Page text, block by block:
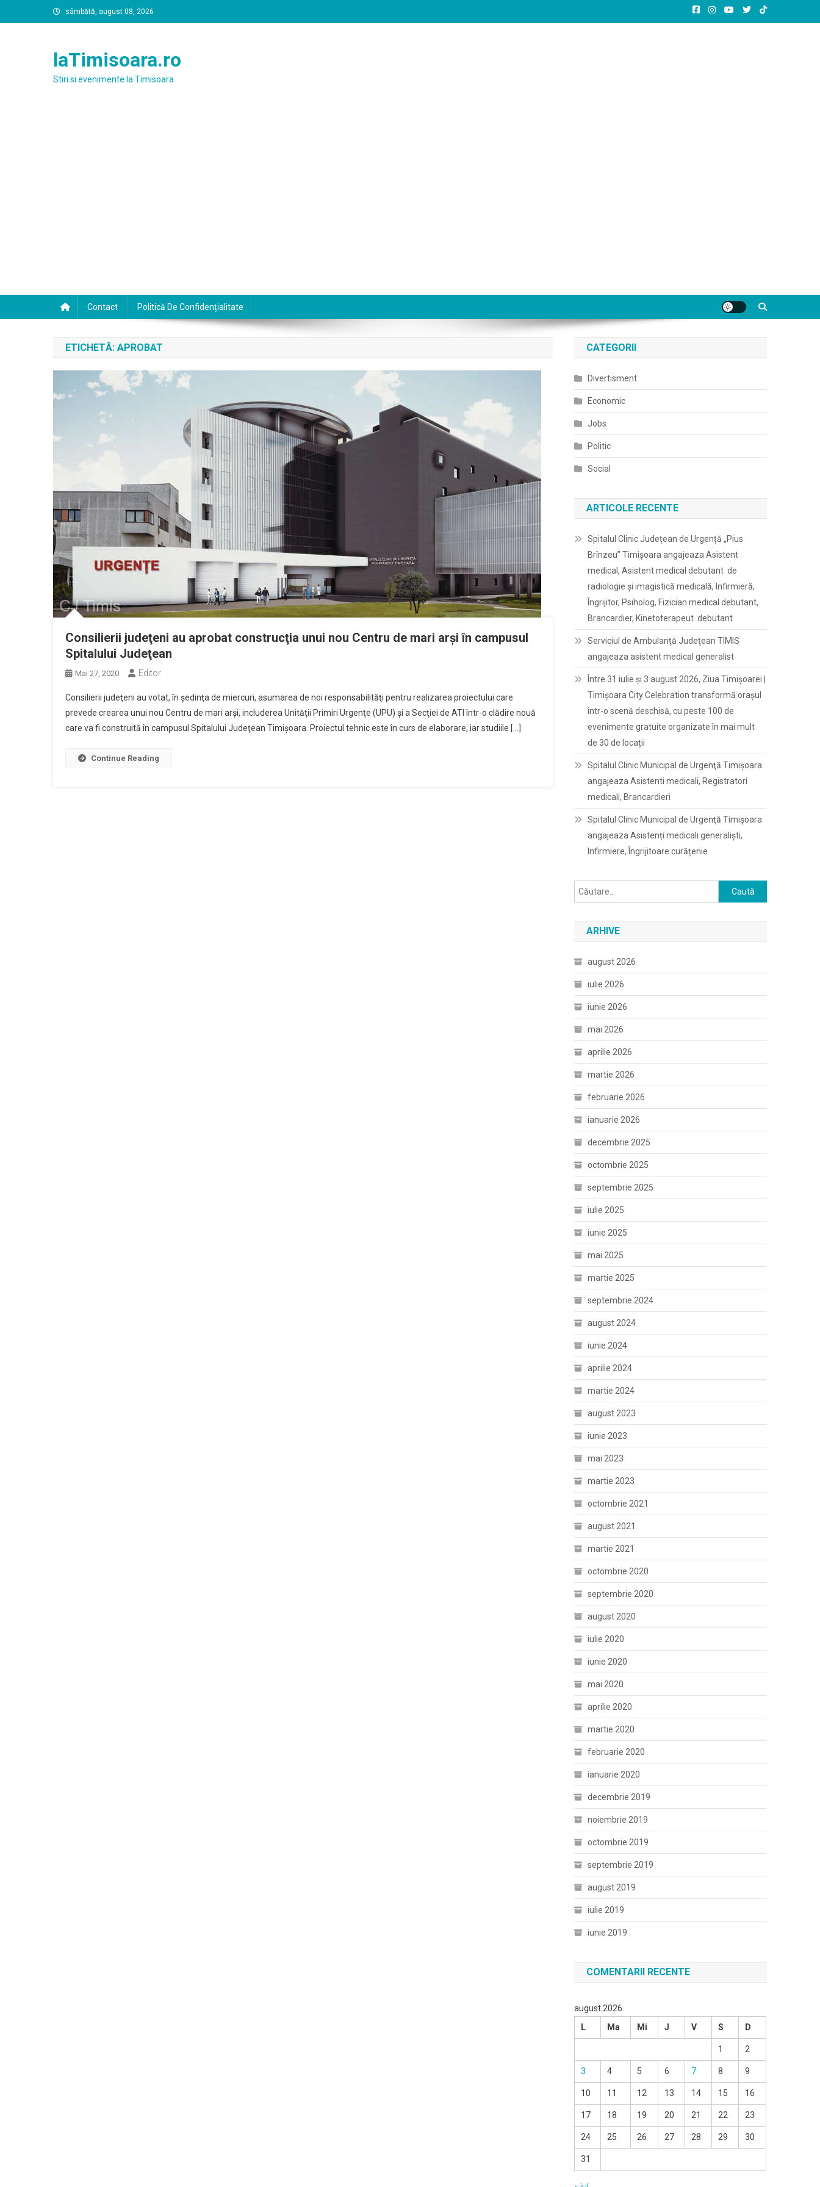
to
sâmbătă, august 08, 2026
laTimisoara.ro
Stiri si evenimente la Timisoara
Contact Politică De Confidențialitate
ETICHETĂ: APROBAT
Consilierii judeţeni au aprobat construcţia unui nou Centru de mari arşi în campusul
Spitalului Judeţean
Mai 27, 2020 Editor
Consilierii judeţeni au votat, în şedinţa de miercuri, asumarea de noi responsabilităţi pentru realizarea proiectului care
prevede crearea unui nou Centru de mari arşi, includerea Unităţii Primiri Urgenţe (UPU) şi a Secţiei de ATI într-o clădire nouă
care va fi construită în campusul Spitalului Judeţean Timişoara. Proiectul tehnic este în curs de elaborare, iar studiile […]
Continue Reading
CATEGORII
Divertisment
Economic
Jobs
Politic
Social
ARTICOLE RECENTE
Spitalul Clinic Județean de Urgență „Pius
Brînzeu” Timișoara angajeaza Asistent
medical, Asistent medical debutant de
radiologie și imagistică medicală, Infirmieră,
Îngrijitor, Psiholog, Fizician medical debutant,
Brancardier, Kinetoterapeut debutant
Serviciul de Ambulanţă Judeţean TIMIS
angajeaza asistent medical generalist
Între 31 iulie și 3 august 2026, Ziua Timișoarei |
Timișoara City Celebration transformă orașul
într-o scenă deschisă, cu peste 100 de
evenimente gratuite organizate în mai mult
de 30 de locații
Spitalul Clinic Municipal de Urgenţă Timişoara
angajeaza Asistenti medicali, Registratori
medicali, Brancardieri
Spitalul Clinic Municipal de Urgenţă Timişoara
angajeaza Asistenți medicali generaliști,
Infirmiere, Îngrijitoare curățenie
Caută
după:
ARHIVE
august 2026
iulie 2026
iunie 2026
mai 2026
aprilie 2026
martie 2026
februarie 2026
ianuarie 2026
decembrie 2025
octombrie 2025
septembrie 2025
iulie 2025
iunie 2025
mai 2025
martie 2025
septembrie 2024
august 2024
iunie 2024
aprilie 2024
martie 2024
august 2023
iunie 2023
mai 2023
martie 2023
octombrie 2021
august 2021
martie 2021
octombrie 2020
septembrie 2020
august 2020
iulie 2020
iunie 2020
mai 2020
aprilie 2020
martie 2020
februarie 2020
ianuarie 2020
decembrie 2019
noiembrie 2019
octombrie 2019
septembrie 2019
august 2019
iulie 2019
iunie 2019
COMENTARII RECENTE
august 2026
L
Ma Mi J V S D
1 2
3 4 5 6 7 8 9
10 11 12 13 14 15 16
17 18 19 20 21 22 23
24 25 26 27 28 29 30
31